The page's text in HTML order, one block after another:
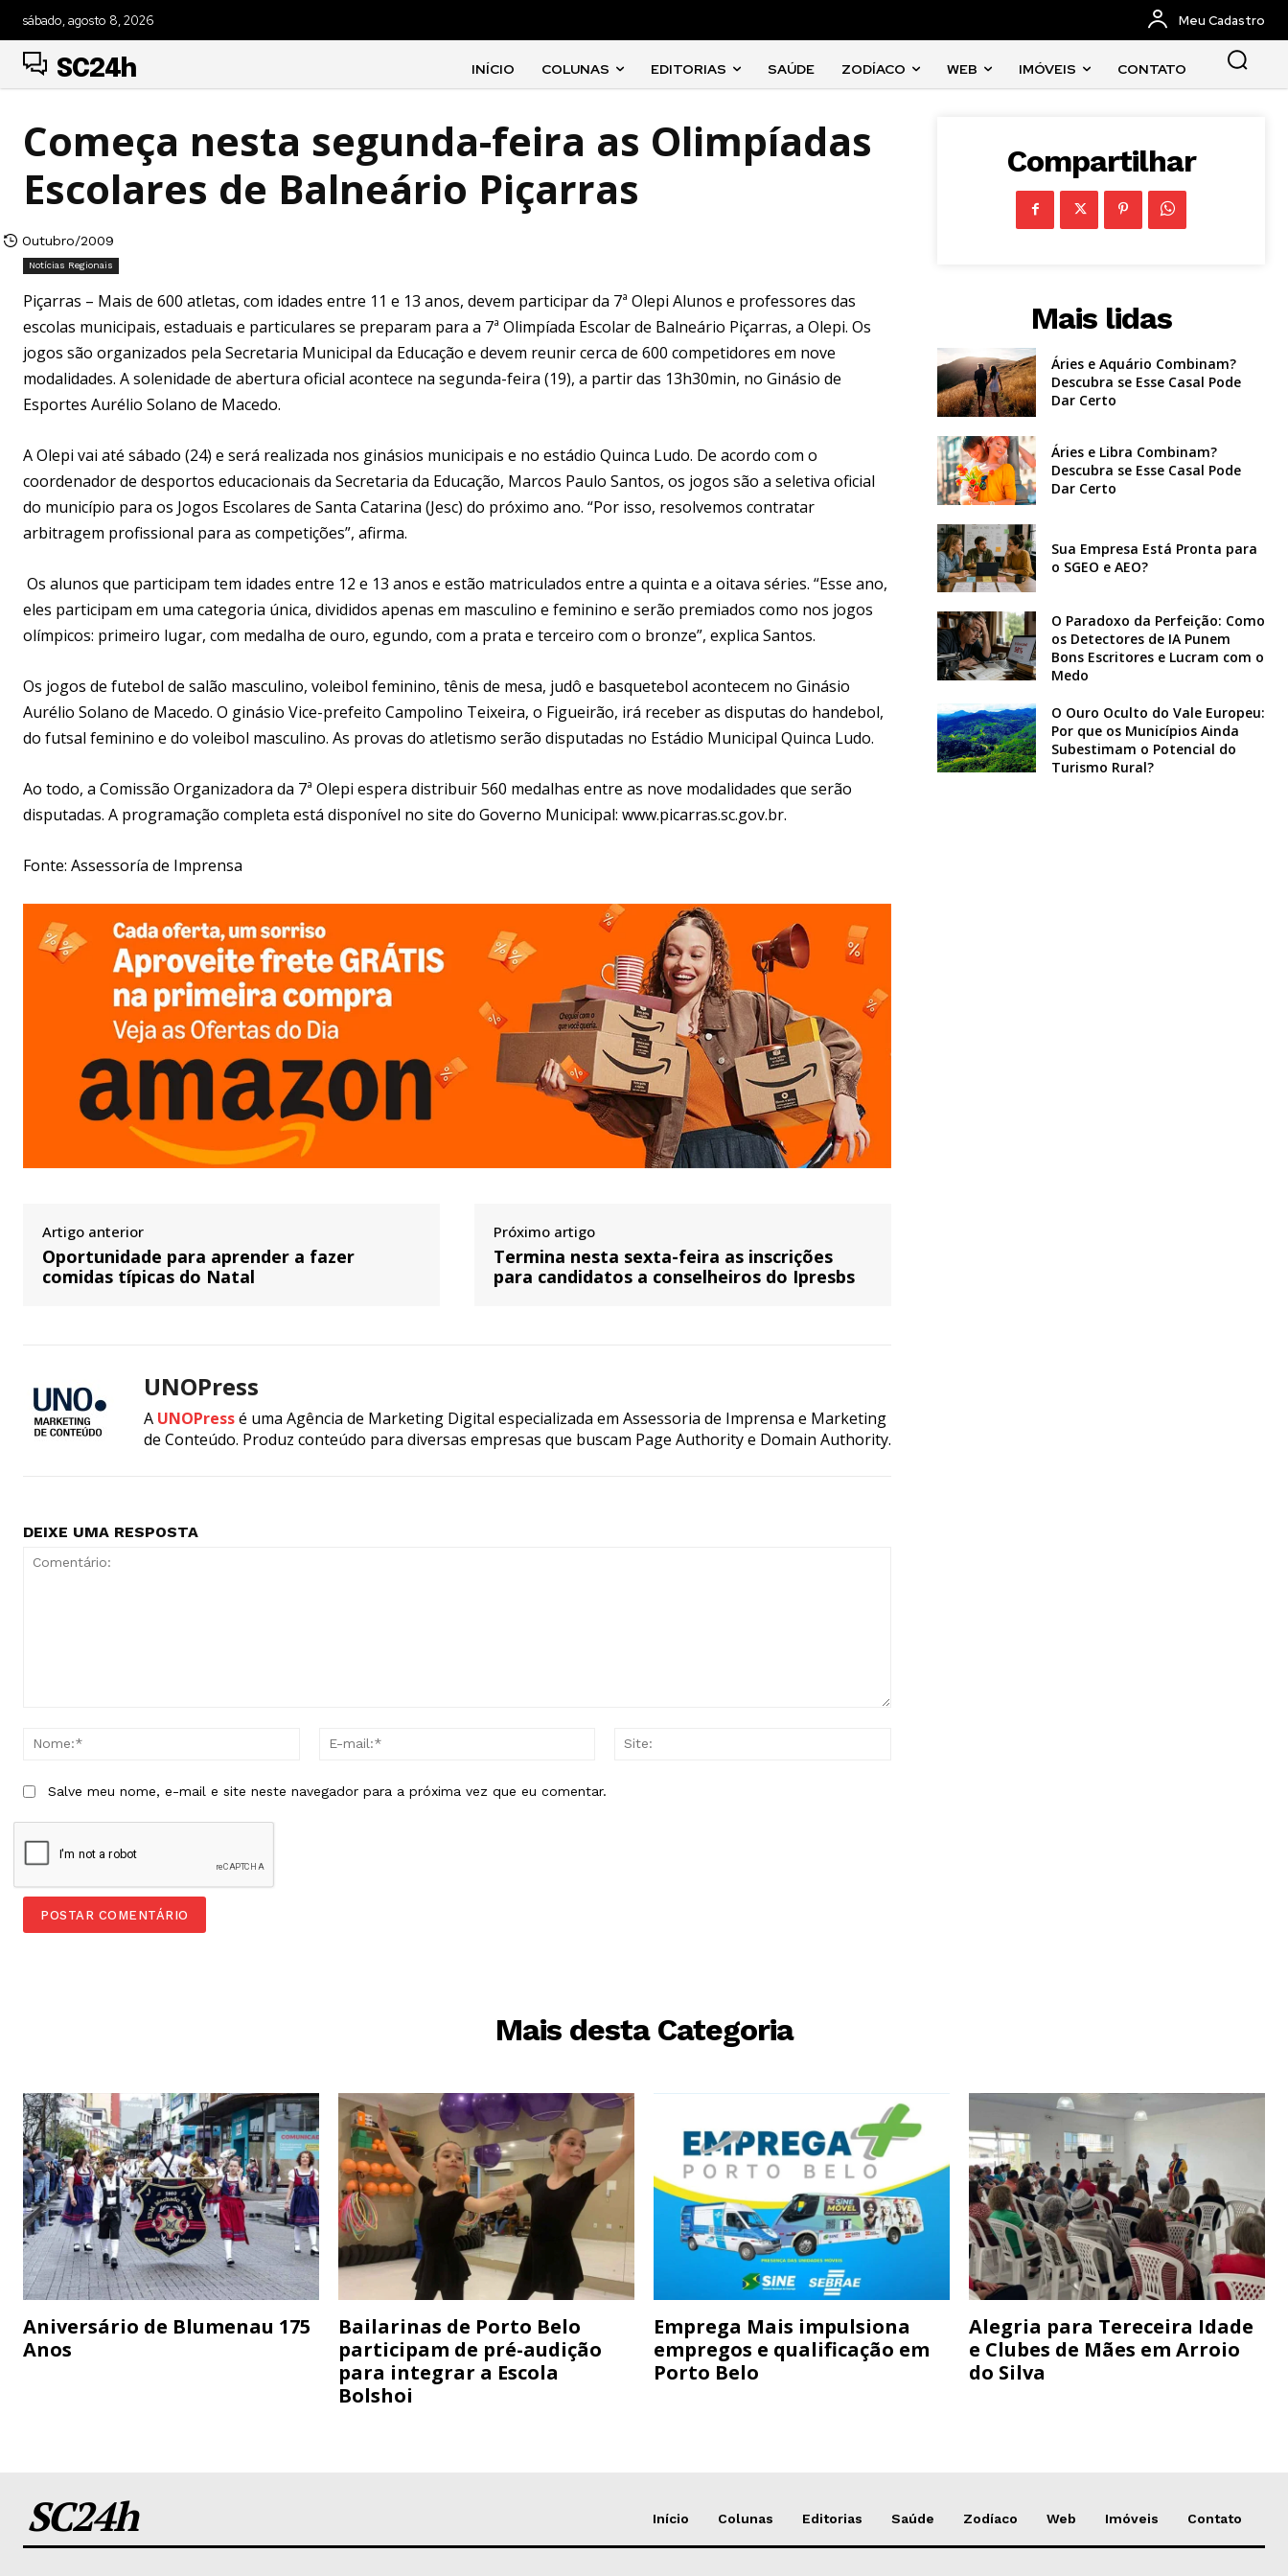
sábado, agosto 8, 2026 Meu Cadastro
SC24h INÍCIO COLUNAS EDITORIAS SAÚDE ZODÍACO WEB IMÓVEIS CONTATO
Começa nesta segunda-feira as Olimpíadas
Escolares de Balneário Piçarras
Outubro/2009
Notícias Regionais
Piçarras – Mais de 600 atletas, com idades entre 11 e 13 anos, devem participar da 7ª Olepi Alunos e professores das
escolas municipais, estaduais e particulares se preparam para a 7ª Olimpíada Escolar de Balneário Piçarras, a Olepi. Os
jogos são organizados pela Secretaria Municipal da Educação e devem reunir cerca de 600 competidores em nove
modalidades. A solenidade de abertura oficial acontece na segunda-feira (19), a partir das 13h30min, no Ginásio de
Esportes Aurélio Solano de Macedo.
A Olepi vai até sábado (24) e será realizada nos ginásios municipais e no estádio Quinca Ludo. De acordo com o
coordenador de desportos educacionais da Secretaria da Educação, Marcos Paulo Santos, os jogos são a seletiva oficial
do município para os Jogos Escolares de Santa Catarina (Jesc) do próximo ano. “Por isso, resolvemos contratar
arbitragem profissional para as competições”, afirma.
Os alunos que participam tem idades entre 12 e 13 anos e estão matriculados entre a quinta e a oitava séries. “Esse ano,
eles participam em uma categoria única, divididos apenas em masculino e feminino e serão premiados como nos jogos
olímpicos: primeiro lugar, com medalha de ouro, egundo, com a prata e terceiro com o bronze”, explica Santos.
Os jogos de futebol de salão masculino, voleibol feminino, tênis de mesa, judô e basquetebol acontecem no Ginásio
Aurélio Solano de Macedo. O ginásio Vice-prefeito Campolino Teixeira, o Figueirão, irá receber as disputas do handebol,
do futsal feminino e do voleibol masculino. As provas do atletismo serão disputadas no Estádio Municipal Quinca Ludo.
Ao todo, a Comissão Organizadora da 7ª Olepi espera distribuir 560 medalhas entre as nove modalidades que serão
disputadas. A programação completa está disponível no site do Governo Municipal: www.picarras.sc.gov.br.
Fonte: Assessoría de Imprensa
Artigo anterior
Oportunidade para aprender a fazer
comidas típicas do Natal
Próximo artigo
Termina nesta sexta-feira as inscrições
para candidatos a conselheiros do Ipresbs
UNOPress
A UNOPressé uma Agência de Marketing Digital especializada em Assessoria de Imprensa e Marketing
de Conteúdo. Produz conteúdo para diversas empresas que buscam Page Authority e Domain Authority.
DEIXE UMA RESPOSTA
Nome:*
Salve meu nome, e-mail e site neste navegador para a próxima vez que eu comentar.
Compartilhar
Mais lidas
Áries e Aquário Combinam?
Descubra se Esse Casal Pode
Dar Certo
Áries e Libra Combinam?
Descubra se Esse Casal Pode
Dar Certo
Sua Empresa Está Pronta para
o SGEO e AEO?
O Paradoxo da Perfeição: Como
os Detectores de IA Punem
Bons Escritores e Lucram com o
Medo
O Ouro Oculto do Vale Europeu:
Por que os Municípios Ainda
Subestimam o Potencial do
Turismo Rural?
Mais desta Categoria
Aniversário de Blumenau 175
Anos
Bailarinas de Porto Belo
participam de pré-audição
para integrar a Escola
Bolshoi
Emprega Mais impulsiona
empregos e qualificação em
Porto Belo
Alegria para Tereceira Idade
e Clubes de Mães em Arroio
do Silva
SC24h Início Colunas Editorias Saúde Zodíaco Web Imóveis Contato